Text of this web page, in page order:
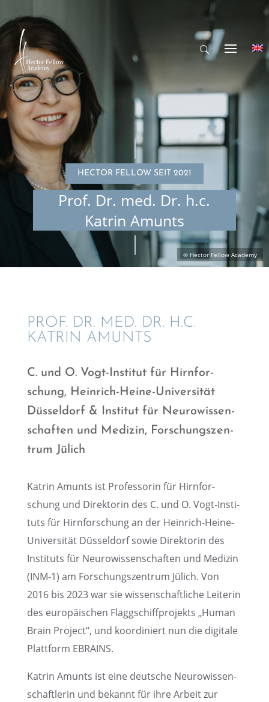
HECTOR FELLOW SEIT 2021
Prof. Dr. med. Dr. h.c.
Katrin Amunts
PROF. DR. MED. DR. H.C.
KATRIN AMUNTS
C. und O. Vogt-Insti­tut für Hirnfor­
schung, Heinrich-Heine-Univer­si­tät
Düssel­dorf & Insti­tut für Neuro­wis­sen­
schaf­ten und Medizin, Forschungs­zen­
trum Jülich
Katrin Amunts ist Profes­so­rin für Hirnfor­
schung und Direk­to­rin des C. und O. Vogt-Insti­
tuts für Hirnfor­schung an der Heinrich-Heine-
Univer­si­tät Düssel­dorf sowie Direk­to­rin des
Insti­tuts für Neuro­wis­sen­schaf­ten und Medizin
(INM‑1) am Forschungs­zen­trum Jülich. Von
2016 bis 2023 war sie wissen­schaft­li­che Leite­rin
des europäi­schen Flagg­schiff­pro­jekts „Human
Brain Project“, und koordi­niert nun die digitale
Platt­form EBRAINS.
Katrin Amunts ist eine deutsche Neuro­wis­sen­
schaft­le­rin und bekannt für ihre Arbeit zur